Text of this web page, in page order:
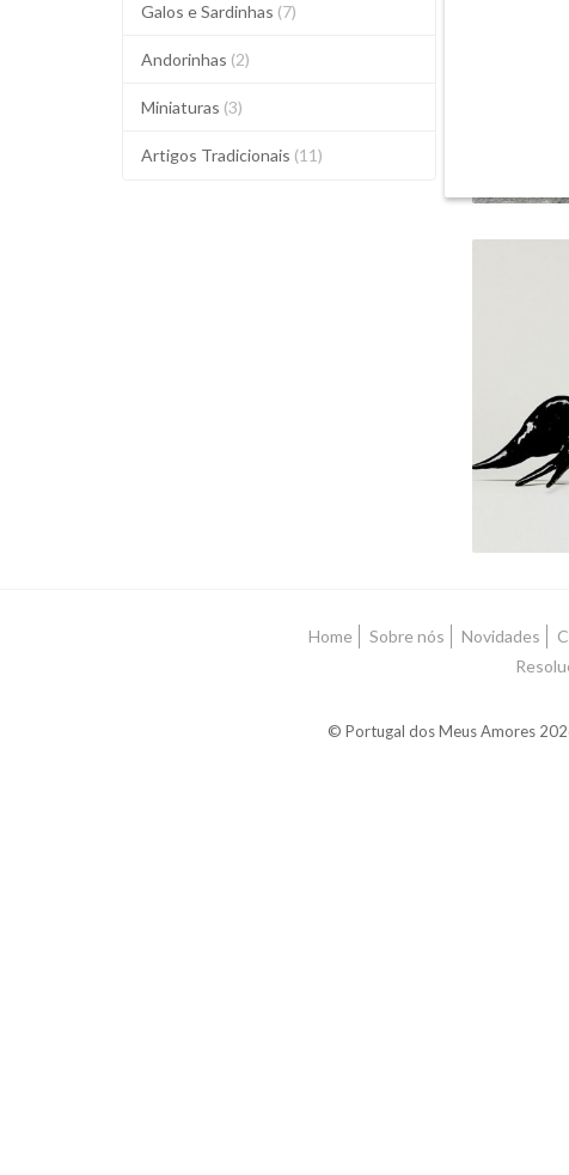
Galos e Sardinhas (7)
Andorinhas (2)
Miniaturas (3)
Artigos Tradicionais (11)
Home Sobre nós Novidades
© Portugal dos Meus Amores